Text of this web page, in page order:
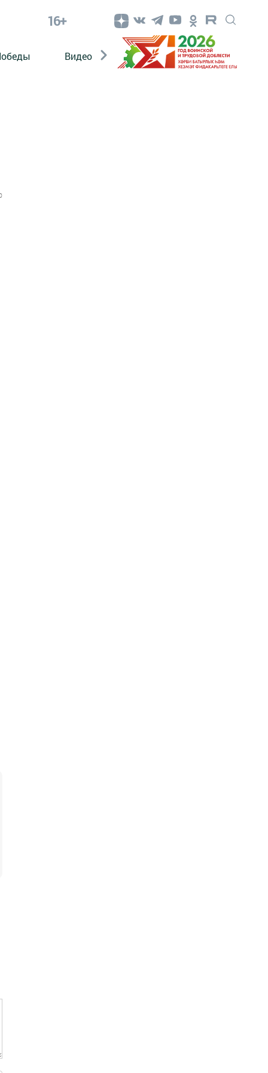
16+
Видео Конкурсы ЭтноДети